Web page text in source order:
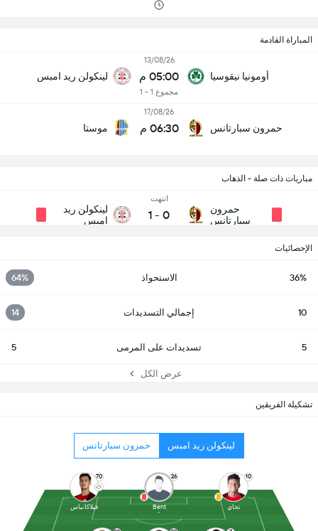
المباراة القادمة
أومونيا نيقوسيا
13/08/26
05:00 م
مجموع 1 - 1
لينكولن ريد امبس
حمرون سبارتانس
17/08/26
06:30 م موستا
مباريات ذات صلة - الذهاب
حمرون
سبارتانس
انتهت
0
-
1
لينكولن ريد
امبس
الإحصائيات
36% الاستحواذ 64%
10 إجمالي التسديدات 14
5 تسديدات على المرمى 5
عرض الكل
تشكيلة الفريقين
لينكولن ريد امبس حمرون سبارتانس
70
فيلاكانياس
26
Bent
10
تجاي